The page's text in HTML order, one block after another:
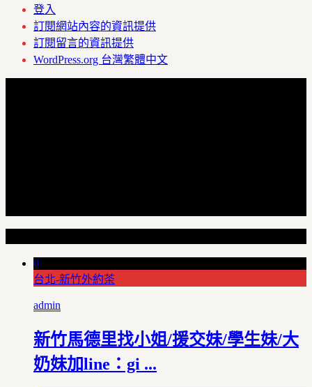
登入
訂閱網站內容的資訊提供
訂閱留言的資訊提供
WordPress.org 台灣繁體中文
0
台北-新竹外約茶
admin
新竹馬德里找小姐/援交妹/學生妹/大
奶妹加line：gi ...